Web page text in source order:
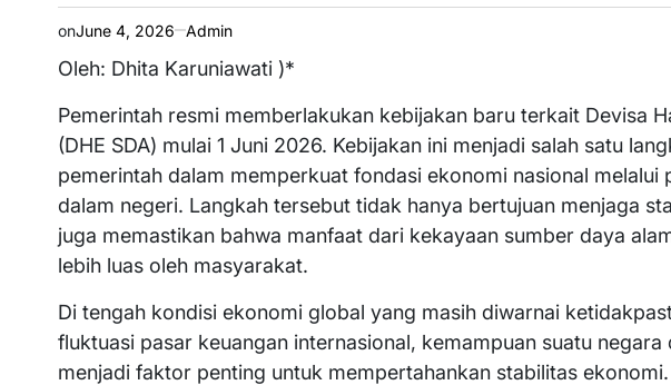
onJune 4, 2026 Admin
Oleh: Dhita Karuniawati )*
Pemerintah resmi memberlakukan kebijakan baru terkait Devisa
(DHE SDA) mulai 1 Juni 2026. Kebijakan ini menjadi salah satu
pemerintah dalam memperkuat fondasi ekonomi nasional melalui
dalam negeri. Langkah tersebut tidak hanya bertujuan menjaga
juga memastikan bahwa manfaat dari kekayaan sumber daya
lebih luas oleh masyarakat.
Di tengah kondisi ekonomi global yang masih diwarnai
fluktuasi pasar keuangan internasional, kemampuan suatu
menjadi faktor penting untuk mempertahankan stabilitas